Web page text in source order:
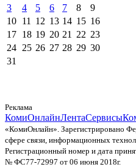
3
4 5 6 7 8
9
10 11 12 13 14 15 16
17 18 19 20 21 22 23
24 25 26 27 28 29 30
31
Реклама
КомиОнлайнЛентаСервисы
«КомиОнлайн». Зарегистрировано
сфере связи, информационных
Регистрационный номер и дата
№ ФС77-72997 от 06 июня 2018г.